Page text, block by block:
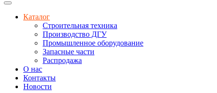
Каталог
Строительная техника
Производство ДГУ
Промышленное оборудование
Запасные части
Распродажа
О нас
Контакты
Новости